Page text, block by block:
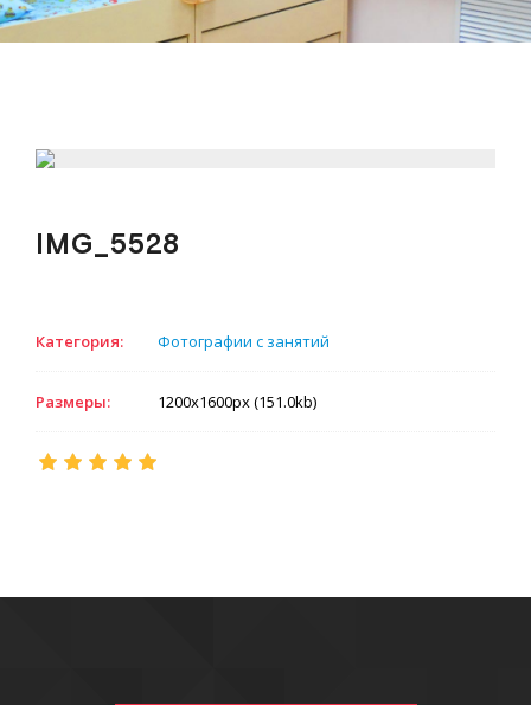
IMG_5528
Категория: Фотографии с занятий
Размеры: 1200x1600px (151.0kb)